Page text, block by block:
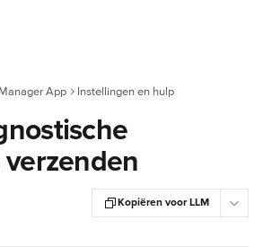
App Instellingen en hulp
Kopiëren voor LLM